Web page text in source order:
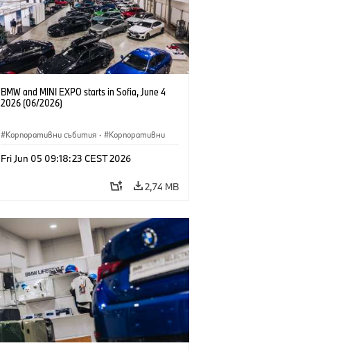
BMW and MINI EXPO starts in Sofia, June 4
2026 (06/2026)
Корпоративни събития · Корпоративни
Fri Jun 05 09:18:23 CEST 2026
2,74 MB